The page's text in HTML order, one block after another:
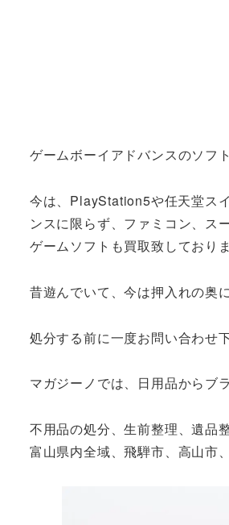
ゲームボーイアドバンスのソフ
今は、PlayStation5や任天堂ス
ンスに限らず、ファミコン、ス
ゲームソフトも買取致しており
昔遊んでいて、今は押入れの奥
処分する前に一度お問い合わせ
マガジーノでは、日用品からブ
不用品の処分、生前整理、遺品
富山県内全域、飛騨市、高山市